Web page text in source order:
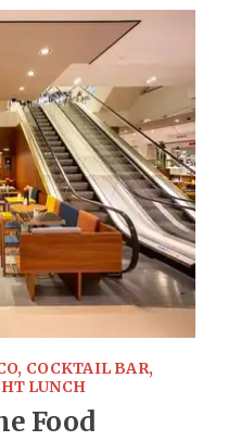
COCKTAIL BAR,
LUNCH
Food